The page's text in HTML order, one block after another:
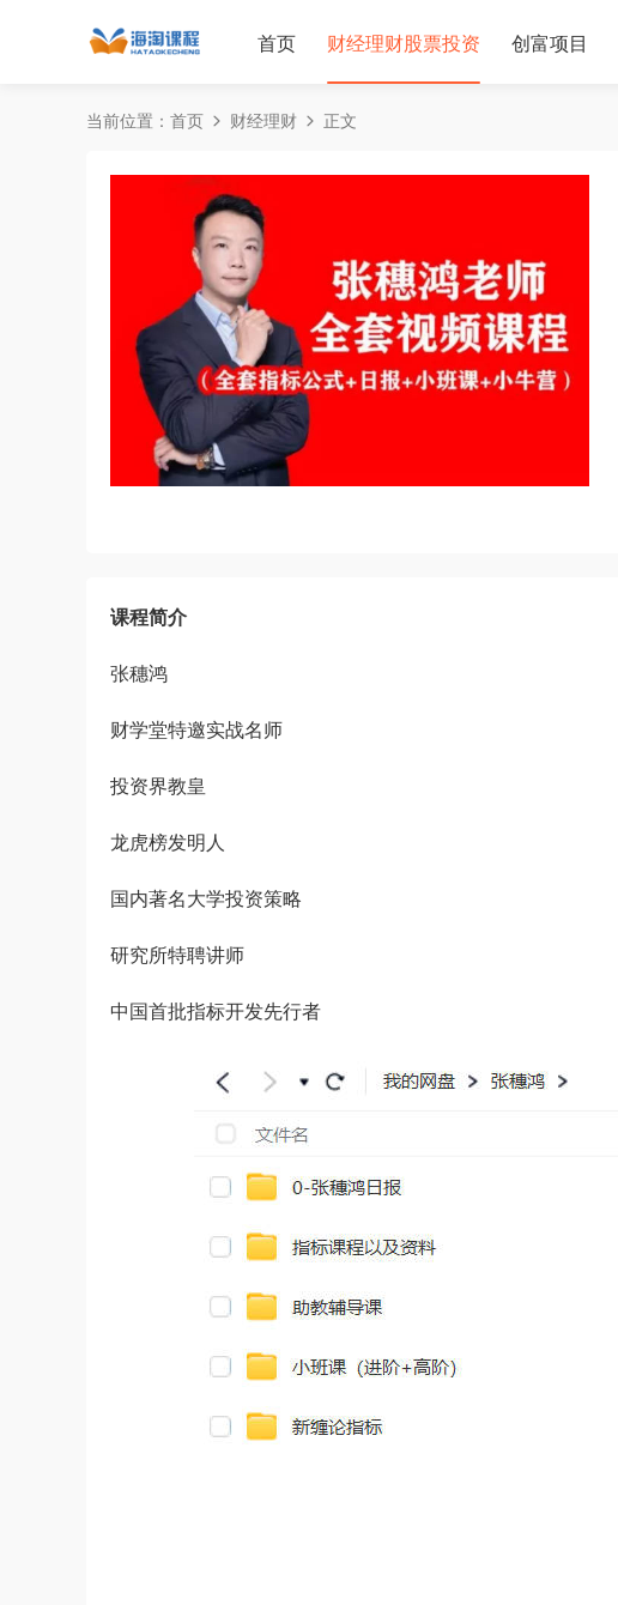
首页 财经理财股票投资 创富项目
当前位置： 首页 财经理财 正文
课程简介
张穗鸿
财学堂特邀实战名师
投资界教皇
龙虎榜发明人
国内著名大学投资策略
研究所特聘讲师
中国首批指标开发先行者